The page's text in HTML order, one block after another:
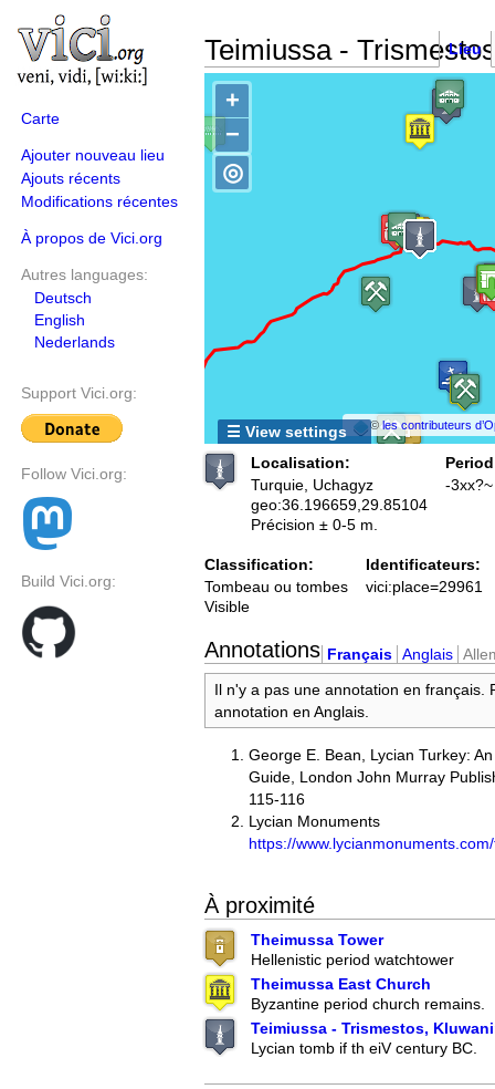
Carte
Ajouter nouveau lieu
Ajouts récents
Modifications récentes
À propos de Vici.org
Autres languages:
Deutsch
English
Nederlands
Support Vici.org:
Follow Vici.org:
Build Vici.org:
Teimiussa - Trismestos
Lieu
+
−
©les contributeurs
◎
☰ View settings
Localisation:
Turquie, Uchagyz
geo:36.196659,29.85104
Précision ± 0-5 m.
-
Classification:
Tombeau ou tombes
Visible
Identificateurs:
vici:place=29961
Annotations Français Anglais
Il n'y a pas une annotation en français.
annotation en Anglais.
George E. Bean, Lycian Turkey:
Guide, London John Murray
115-116
Lycian Monuments
https://
À proximité
Theimussa Tower
Hellenistic period watchtower
Theimussa East Church
Byzantine period church remains.
Teimiussa - Trismestos,
Lycian tomb if th eiV century BC.